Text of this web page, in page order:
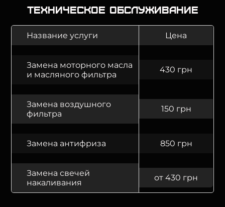
Техническое обслуживание
Название услуги Цена
Замена моторного масла
и масляного фильтра
430 грн
Замена воздушного
фильтра
150 грн
Замена антифриза 850 грн
Замена свечей
накаливания
от 430 грн